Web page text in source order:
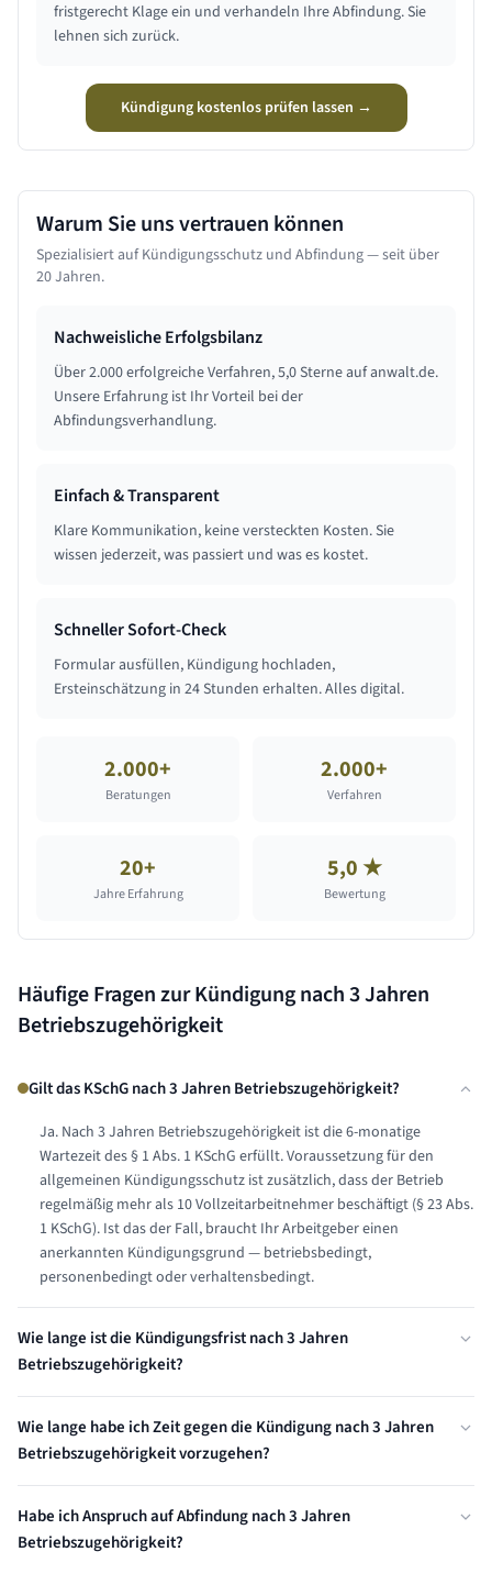
fristgerecht Klage ein und verhandeln Ihre Abfindung. Sie
lehnen sich zurück.
Kündigung kostenlos prüfen lassen →
Warum Sie uns vertrauen können
Spezialisiert auf Kündigungsschutz und Abfindung — seit über
20 Jahren.
Nachweisliche Erfolgsbilanz
Über 2.000 erfolgreiche Verfahren, 5,0 Sterne auf anwalt.de.
Unsere Erfahrung ist Ihr Vorteil bei der
Abfindungsverhandlung.
Einfach & Transparent
Klare Kommunikation, keine versteckten Kosten. Sie
wissen jederzeit, was passiert und was es kostet.
Schneller Sofort-Check
Formular ausfüllen, Kündigung hochladen,
Ersteinschätzung in 24 Stunden erhalten. Alles digital.
2.000+
Beratungen
2.000+
Verfahren
20+
Jahre Erfahrung
5,0 ★
Bewertung
Häufige Fragen zur Kündigung nach3 Jahren
Betriebszugehörigkeit
Gilt das KSchG nach 3 Jahren Betriebszugehörigkeit?
Ja. Nach 3 Jahren Betriebszugehörigkeit ist die 6-monatige
Wartezeit des § 1 Abs. 1 KSchG erfüllt. Voraussetzung für den
allgemeinen Kündigungsschutz ist zusätzlich, dass der Betrieb
regelmäßig mehr als 10 Vollzeitarbeitnehmer beschäftigt (§ 23 Abs.
1 KSchG). Ist das der Fall, braucht Ihr Arbeitgeber einen
anerkannten Kündigungsgrund — betriebsbedingt,
personenbedingt oder verhaltensbedingt.
Wie lange ist die Kündigungsfrist nach 3 Jahren
Betriebszugehörigkeit?
Kündigungsfrist 1 Monat zum Ende des Kalendermonats (§ 622
Abs. 2 BGB). Diese Frist kann durch Arbeitsvertrag oder Tarifvertrag
verlängert, aber nicht verkürzt werden. Eine zu kurze
Kündigungsfrist macht die Kündigung zwar nicht unwirksam, aber
angreifbar — sie wird dann zum nächstmöglichen Termin wirksam.
Wie lange habe ich Zeit gegen die Kündigung nach 3 Jahren
Betriebszugehörigkeit vorzugehen?
Zeit, Kündigungsschutzklage beim Arbeitsgericht einzureichen (§ 4
KSchG). Diese Frist ist absolut — wird sie versäumt, gilt die
Habe ich Anspruch auf Abfindung nach 3 Jahren
Betriebszugehörigkeit?